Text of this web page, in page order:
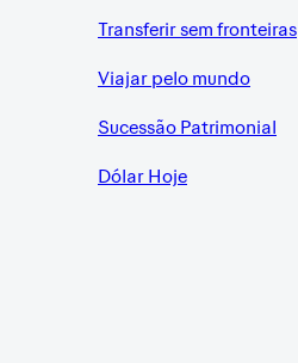
Transferir sem fronteiras
Viajar pelo mundo
Sucessão Patrimonial
Dólar Hoje